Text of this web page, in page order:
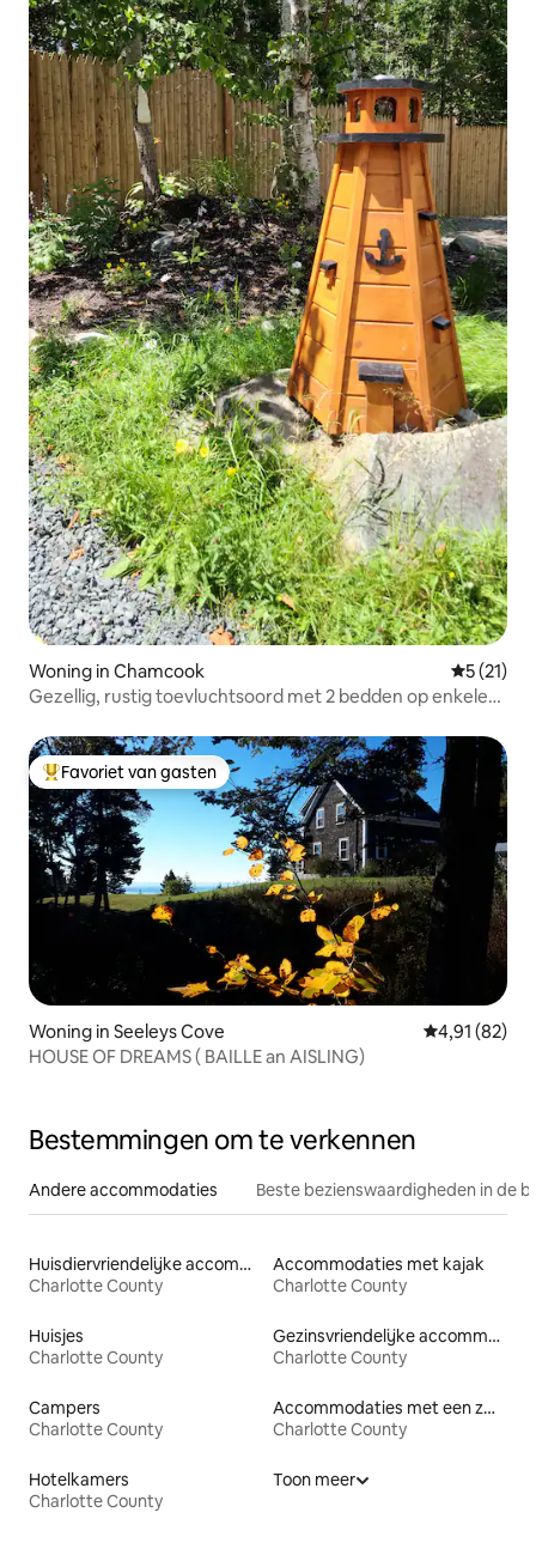
Woning in Chamcook
5 (21)
Gezellig, rustig toevluchtsoord met 2 bedden op enkele
Topfavoriet van gasten
Favoriet van gasten
Woning in Seeleys Cove Gemiddelde
4,91 (82)
HOUSE OF DREAMS ( BAILLE an AISLING)
Bestemmingen om te verkennen
Andere accommodaties Beste bezienswaardigheden in de
Huisdiervriendelijke accommodaties
Charlotte County
Accommodaties met kajak
Charlotte County
Huisjes
Charlotte County
Gezinsvriendelijke accommodaties
Charlotte County
Campers
Charlotte County
Accommodaties met een zwembad
Charlotte County
Hotelkamers
Charlotte County
Toon meer